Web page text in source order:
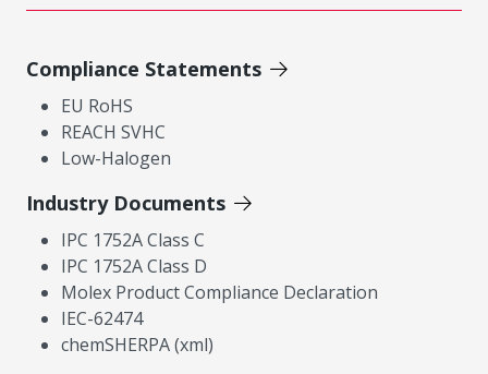
Compliance Statements
EU RoHS
REACH SVHC
Low-Halogen
Industry Documents
IPC 1752A Class C
IPC 1752A Class D
Molex Product Compliance Declaration
IEC-62474
chemSHERPA (xml)